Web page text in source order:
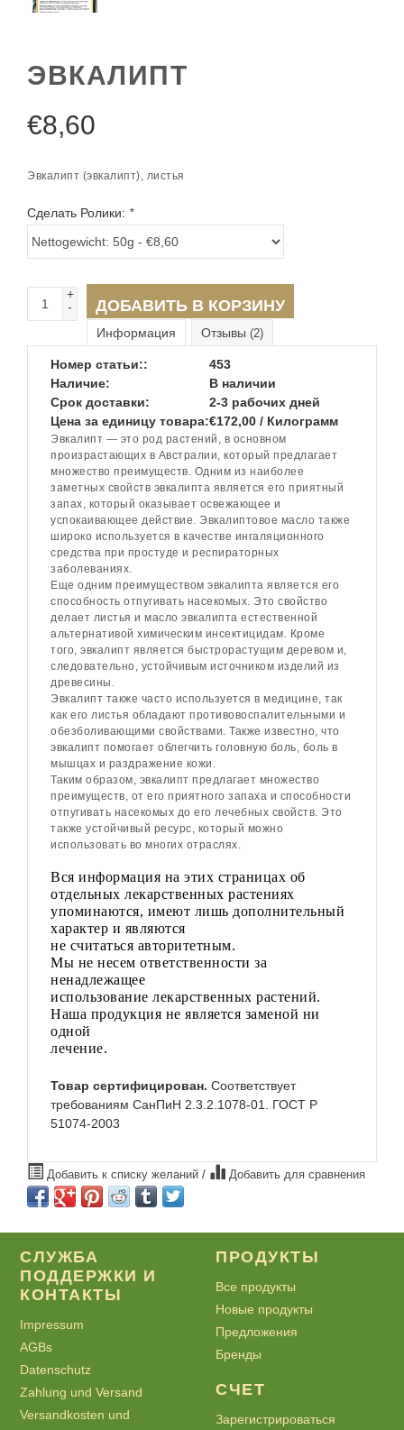
ЭВКАЛИПТ
€8,60
Эвкалипт (эвкалипт), листья
Сделать Ролики: *
+
-
ДОБАВИТЬ В КОРЗИНУ
Информация Отзывы (2)
Номер статьи::
453
Наличие:
В наличии
Срок доставки:
2-3 рабочих дней
Цена за единицу товара:€172,00 / Килограмм
Эвкалипт — это род растений, в основном
произрастающих в Австралии, который предлагает
множество преимуществ. Одним из наиболее
заметных свойств эвкалипта является его приятный
запах, который оказывает освежающее и
успокаивающее действие. Эвкалиптовое масло также
широко используется в качестве ингаляционного
средства при простуде и респираторных
заболеваниях.
Еще одним преимуществом эвкалипта является его
способность отпугивать насекомых. Это свойство
делает листья и масло эвкалипта естественной
альтернативой химическим инсектицидам. Кроме
того, эвкалипт является быстрорастущим деревом и,
следовательно, устойчивым источником изделий из
древесины.
Эвкалипт также часто используется в медицине, так
как его листья обладают противовоспалительными и
обезболивающими свойствами. Также известно, что
эвкалипт помогает облегчить головную боль, боль в
мышцах и раздражение кожи.
Таким образом, эвкалипт предлагает множество
преимуществ, от его приятного запаха и способности
отпугивать насекомых до его лечебных свойств. Это
также устойчивый ресурс, который можно
использовать во многих отраслях.
Вся информация на этих страницах об
отдельных лекарственных растениях
упоминаются, имеют лишь дополнительный
характер и являются
не считаться авторитетным.
Мы не несем ответственности за
ненадлежащее
использование лекарственных растений.
Наша продукция не является заменой ни
одной
лечение.
Товар сертифицирован. Соответствует
требованиям СанПиН 2.3.2.1078-01. ГОСТ Р
51074-2003
Добавить к списку желаний / Добавить для сравнения
СЛУЖБА
ПОДДЕРЖКИ И
КОНТАКТЫ
Impressum
AGBs
Datenschutz
Zahlung und Versand
Versandkosten und
ПРОДУКТЫ
Все продукты
Новые продукты
Предложения
Бренды
СЧЕТ
Зарегистрироваться